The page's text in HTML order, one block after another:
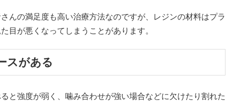
んの満足度も高い治療方法なのですが、レジンの材料はプラ
目が悪くなってしまうことがあります。
スがある
と強度が弱く、噛み合わせが強い場合などに欠けたり割れた